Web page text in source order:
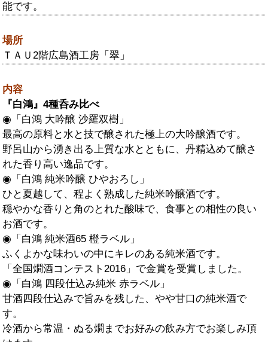
能です。
場所
ＴＡＵ2階広島酒工房「翠」
内容
『白鴻』4種呑み比べ
◉「白鴻 大吟醸 沙羅双樹」
最高の原料と水と技で醸された極上の大吟醸酒です。
野呂山から湧き出る上質な水とともに、丹精込めて醸さ
れた香り高い逸品です。
◉「白鴻 純米吟醸 ひやおろし」
ひと夏越して、程よく熟成した純米吟醸酒です。
穏やかな香りと角のとれた酸味で、食事との相性の良い
お酒です。
◉「白鴻 純米酒65 橙ラベル」
ふくよかな味わいの中にキレのある純米酒です。
「全国燗酒コンテスト2016」で金賞を受賞しました。
◉「白鴻 四段仕込み純米 赤ラベル」
甘酒四段仕込みで旨みを残した、やや甘口の純米酒で
す。
冷酒から常温・ぬる燗までお好みの飲み方でお楽しみ頂